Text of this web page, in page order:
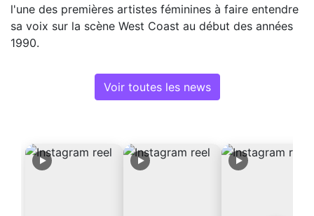
l'une des premières artistes féminines à faire entendre
sa voix sur la scène West Coast au début des années
1990.
Voir toutes les news